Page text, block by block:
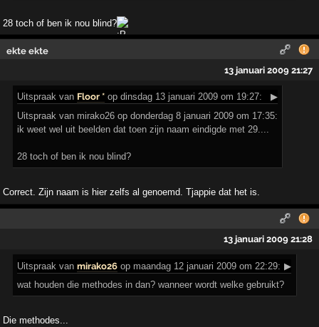
28 toch of ben ik nou blind?
ekte ekte
13 januari 2009 21:27
Uitspraak van Floor * op dinsdag 13 januari 2009 om 19:27:
▶
Uitspraak van mirako26 op donderdag 8 januari 2009 om 17:35:
ik weet wel uit beelden dat toen zijn naam eindigde met 29....
28 toch of ben ik nou blind?
Correct. Zijn naam is hier zelfs al genoemd. Tjappie dat het is.
13 januari 2009 21:28
Uitspraak vanmirako26 op maandag 12 januari 2009 om 22:29: ▶
wat houden die methodes in dan? wanneer wordt welke gebruikt?
Die methodes...